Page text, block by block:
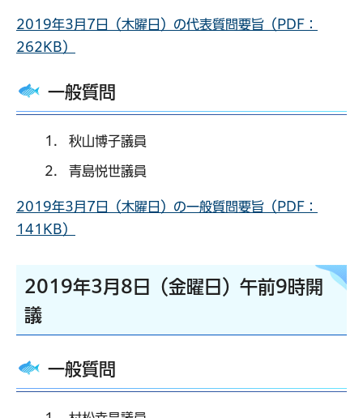
2019年3月7日（木曜日）の代表質問要旨（PDF：
262KB）
一般質問
秋山博子議員
青島悦世議員
2019年3月7日（木曜日）の一般質問要旨（PDF：
141KB）
2019年3月8日（金曜日）午前9時開
議
一般質問